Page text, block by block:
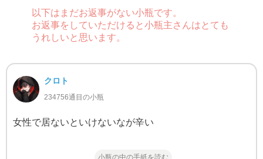
以下はまだお返事がない小瓶です。
お返事をしていただけると小瓶主さんはとても
うれしいと思います。
クロト
234756通目の小瓶
女性で居ないといけないなが辛い
小瓶の中の手紙を読む